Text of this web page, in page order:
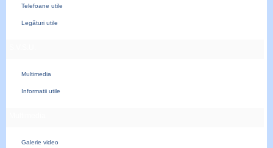
Telefoane utile
Legături utile
Multimedia
Informatii utile
Galerie video